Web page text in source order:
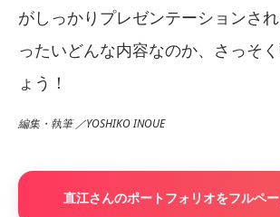
がしっかりプレゼンテーションさ
ったいどんな内容なのか、さっそ
ょう！
編集・執筆 ／YOSHIKO INOUE
直江さんのポートフォリオをフルペー